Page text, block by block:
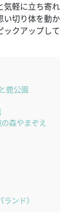
気軽に立ち寄れ
い切り体を動か
ックアップして
鹿公園
森やまぞえ
ンド）